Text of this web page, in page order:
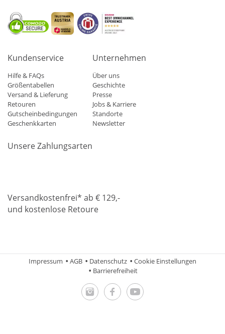
Kundenservice
Hilfe & FAQs
Größentabellen
Versand & Lieferung
Retouren
Gutscheinbedingungen
Geschenkkarten
Unternehmen
Über uns
Geschichte
Presse
Jobs & Karriere
Standorte
Newsletter
Unsere Zahlungsarten
Versandkostenfrei* ab € 129,-
und kostenlose Retoure
Impressum AGB Datenschutz
Cookie Einstellungen
Barrierefreiheit